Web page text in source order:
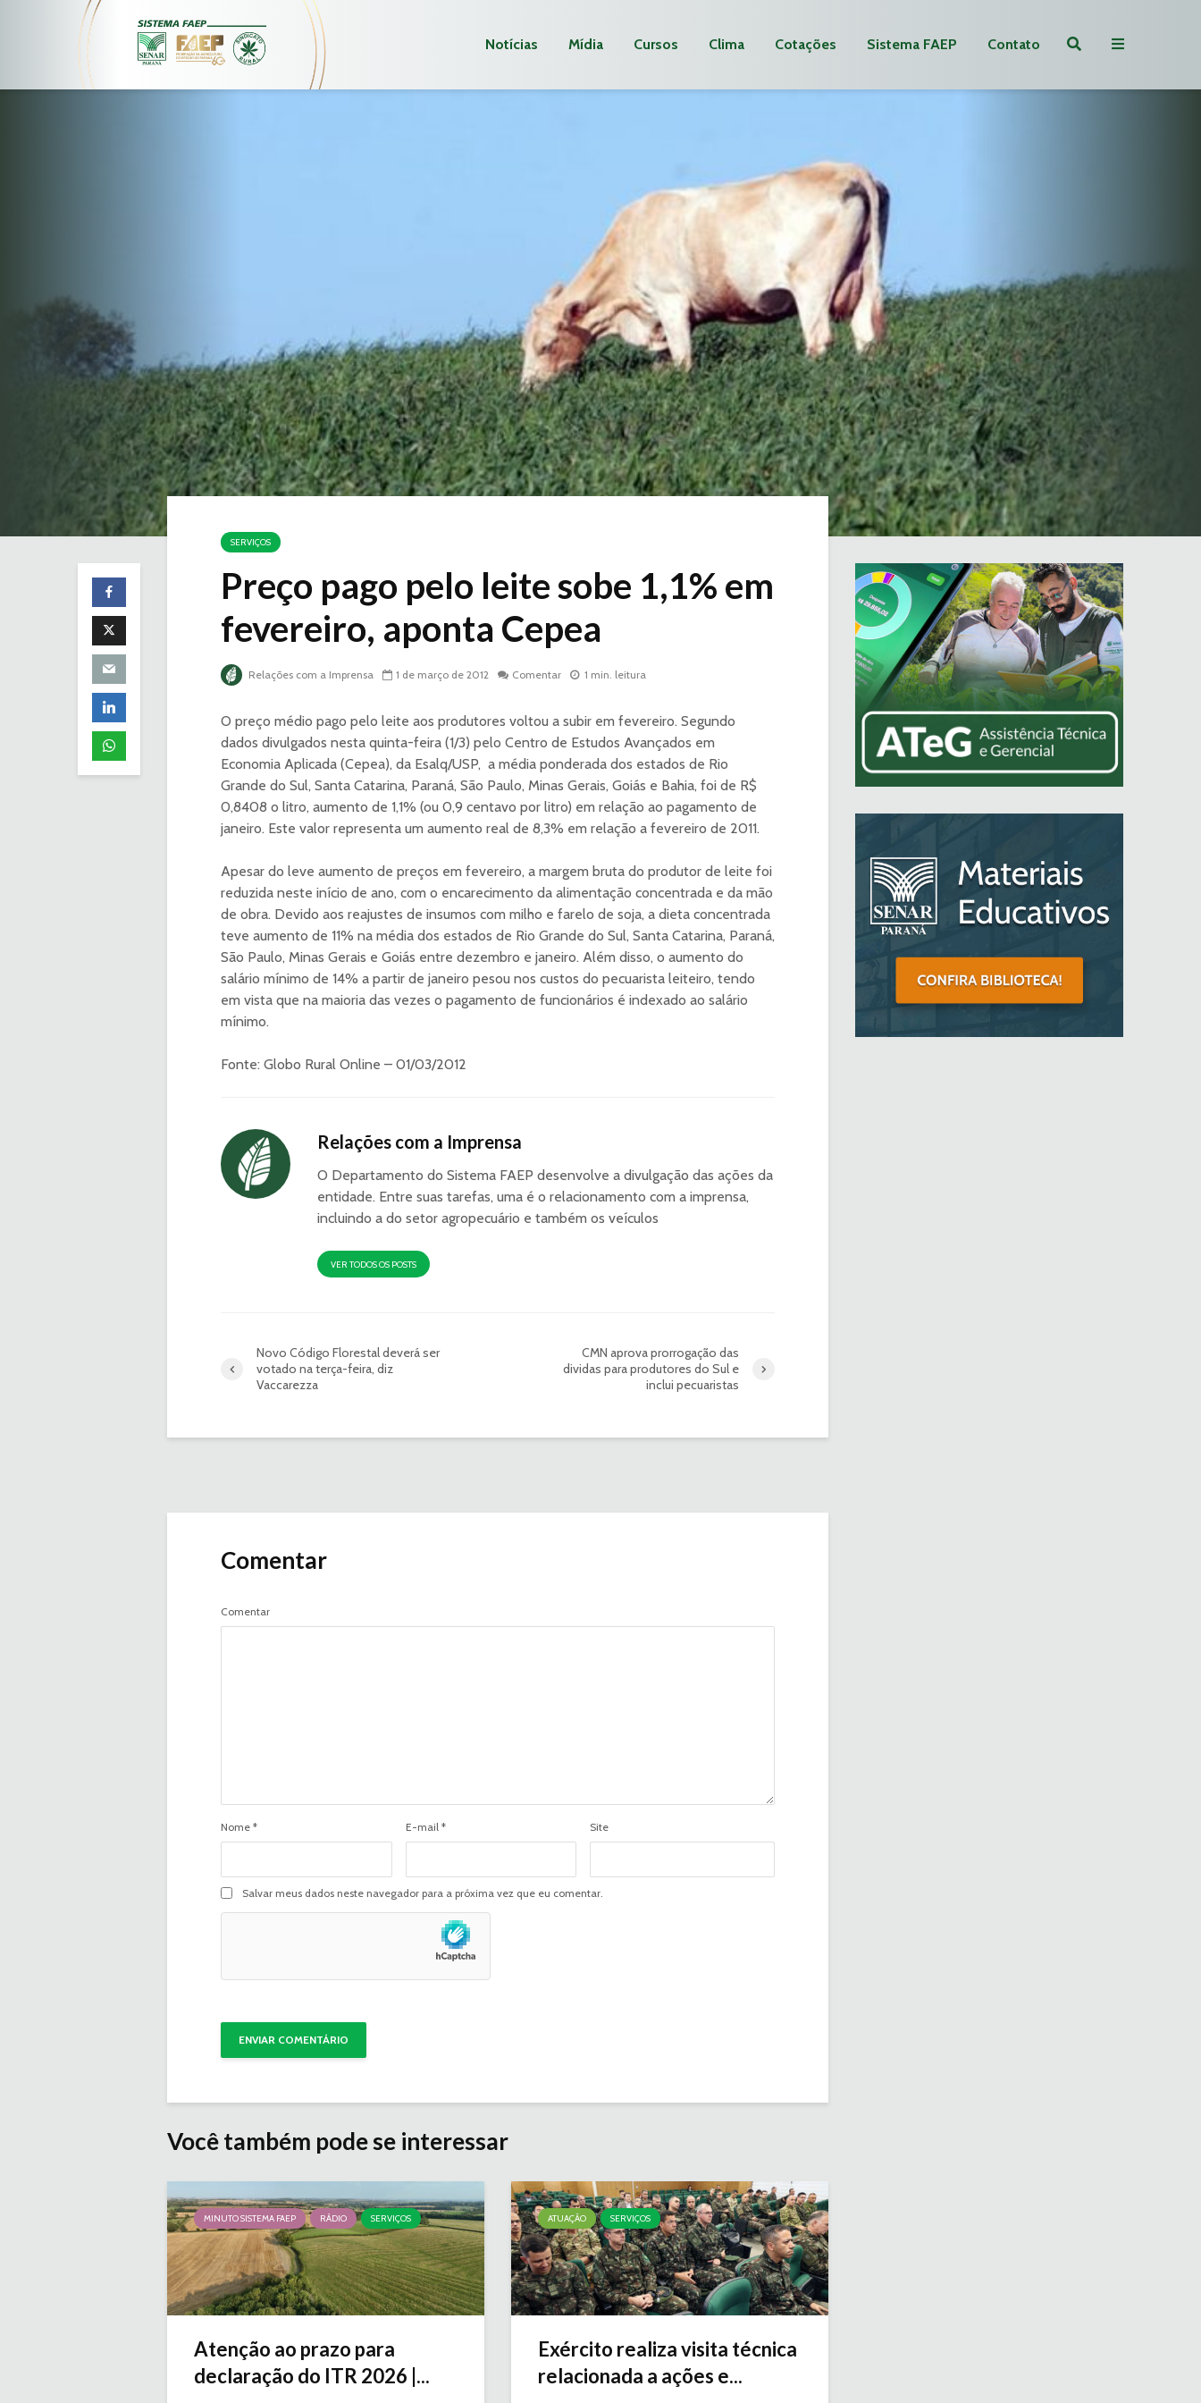
Notícias Mídia Cursos Clima Cotações Sistema FAEP Contato
SERVIÇOS
Preço pago pelo leite sobe 1,1% em
fevereiro, aponta Cepea
Relações com a Imprensa 1 de março de 2012 Comentar 1 min. leitura
O preço médio pago pelo leite aos produtores voltou a subir em fevereiro. Segundo
dados divulgados nesta quinta-feira (1/3) pelo Centro de Estudos Avançados em
Economia Aplicada (Cepea), da Esalq/USP, a média ponderada dos estados de Rio
Grande do Sul, Santa Catarina, Paraná, São Paulo, Minas Gerais, Goiás e Bahia, foi de R$
0,8408 o litro, aumento de 1,1% (ou 0,9 centavo por litro) em relação ao pagamento de
janeiro. Este valor representa um aumento real de 8,3% em relação a fevereiro de 2011.
Apesar do leve aumento de preços em fevereiro, a margem bruta do produtor de leite foi
reduzida neste início de ano, com o encarecimento da alimentação concentrada e da mão
de obra. Devido aos reajustes de insumos com milho e farelo de soja, a dieta concentrada
teve aumento de 11% na média dos estados de Rio Grande do Sul, Santa Catarina, Paraná,
São Paulo, Minas Gerais e Goiás entre dezembro e janeiro. Além disso, o aumento do
salário mínimo de 14% a partir de janeiro pesou nos custos do pecuarista leiteiro, tendo
em vista que na maioria das vezes o pagamento de funcionários é indexado ao salário
mínimo.
Fonte: Globo Rural Online – 01/03/2012
Relações com a Imprensa
O Departamento do Sistema FAEP desenvolve a divulgação das ações da
entidade. Entre suas tarefas, uma é o relacionamento com a imprensa,
incluindo a do setor agropecuário e também os veículos
VER TODOS OS POSTS
Novo Código Florestal deverá ser
votado na terça-feira, diz
Vaccarezza
CMN aprova prorrogação das
dividas para produtores do Sul e
inclui pecuaristas
Comentar
Comentar
Nome * E-mail * Site
Salvar meus dados neste navegador para a próxima vez que eu comentar.
Você também pode se interessar
MINUTO SISTEMA FAEP RÁDIO SERVIÇOS
Atenção ao prazo para
declaração do ITR 2026 |...
ATUAÇÃO SERVIÇOS
Exército realiza visita técnica
relacionada a ações e...